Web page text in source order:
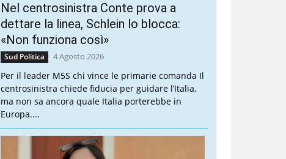
Nel centrosinistra Conte prova a
dettare la linea, Schlein lo blocca:
«Non funziona così»
Sud Politica 4 Agosto 2026
Per il leader M5S chi vince le primarie comanda Il
centrosinistra chiede fiducia per guidare l’Italia,
ma non sa ancora quale Italia porterebbe in
Europa....